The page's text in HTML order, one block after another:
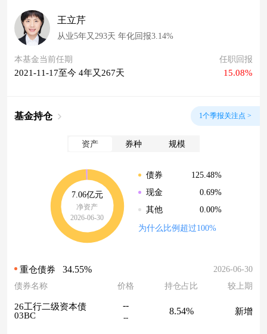
王立芹
从业5年又293天 年化回报3.14%
本基金当前任期
2021-11-17至今 4年又267天
任职回报
15.08%
基金持仓 1个季报关注点 >
资产 券种 规模
7.06亿元
净资产
2026-06-30
债券
125.48%
现金
0.69%
其他
0.00%
为什么比例超过100%
重仓债券 34.55%
2026-06-30
债券名称
价格 持仓占比 较上期
26工行二级资本债
03BC
--
--
8.54% 新增